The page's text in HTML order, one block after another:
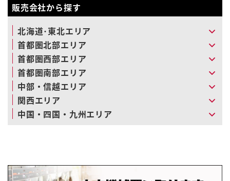
販売会社から探す
北海道･東北エリア
首都圏北部エリア
首都圏西部エリア
首都圏南部エリア
中部・信越エリア
関西エリア
中国・四国・九州エリア